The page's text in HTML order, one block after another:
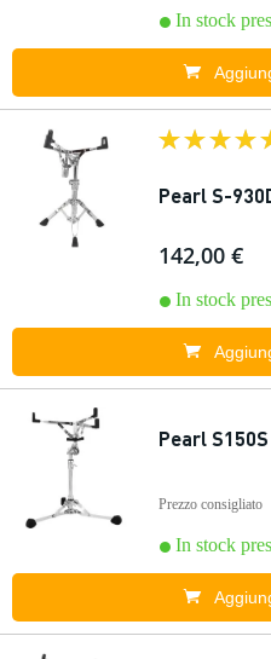
In stock
Pearl S-
142,00 €
In stock
Pearl
Prezzo consigliato
In stock